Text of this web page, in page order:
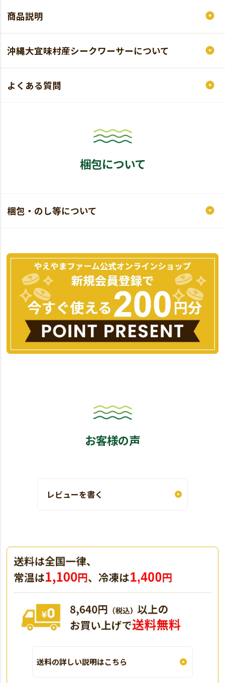
商品説明
沖縄大宜味村産シークワーサーについて
よくある質問
梱包について
梱包・のし等について
お客様の声
レビューを書く
送料の詳しい説明はこちら